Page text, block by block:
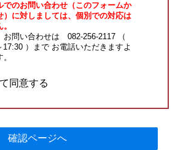
でのお問い合わせ（このフォームか
）に対しましては、個別での対応は
お問い合わせは 082-256-2117 （
）まで お電話いただきますよ
同意する
確認ページへ